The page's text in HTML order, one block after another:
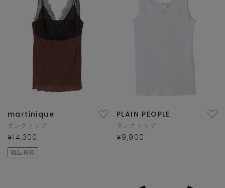
martinique
タンクトップ
¥14,300
雑誌掲載
PLAIN PEOPLE
タンクトップ
¥9,900